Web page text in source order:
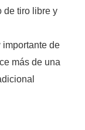
de tiro libre y
importante de
más de una